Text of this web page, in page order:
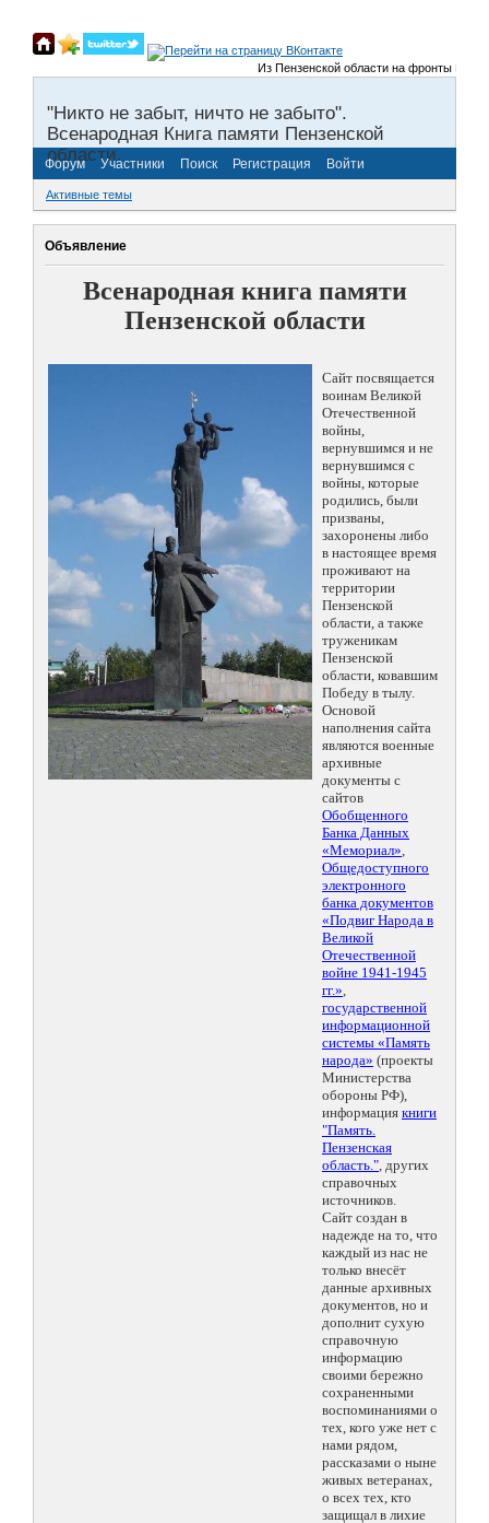
Из Пензенской области на фронты
"Никто не забыт, ничто не забыто".
Всенародная Книга памяти Пензенской
области.
Форум Участники Поиск Регистрация Войти
Активные темы
Объявление
Всенародная книга памяти
Пензенской области
Сайт посвящается
воинам Великой
Отечественной
войны,
вернувшимся и не
вернувшимся с
войны, которые
родились, были
призваны,
захоронены либо
в настоящее время
проживают на
территории
Пензенской
области, а также
труженикам
Пензенской
области, ковавшим
Победу в тылу.
Основой
наполнения сайта
являются военные
архивные
документы с
сайтов
Обобщенного
Банка Данных
«Мемориал»,
Общедоступного
электронного
банка документов
«Подвиг Народа в
Великой
Отечественной
войне 1941-1945
гг.»,
государственной
информационной
системы «Память
народа» (проекты
Министерства
обороны РФ),
информация книги
"Память.
Пензенская
область.", других
справочных
источников.
Сайт создан в
надежде на то, что
каждый из нас не
только внесёт
данные архивных
документов, но и
дополнит сухую
справочную
информацию
своими бережно
сохраненными
воспоминаниями о
тех, кого уже нет с
нами рядом,
рассказами о ныне
живых ветеранах,
о всех тех, кто
защищал в лихие